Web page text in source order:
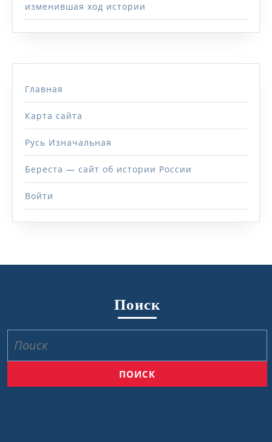
изменившая ход истории
Главная
Карта сайта
Русь Изначальная
Береста — сайт об истории России
Войти
Поиск